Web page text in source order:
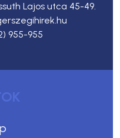
Lajos utca 45-49.
955-955